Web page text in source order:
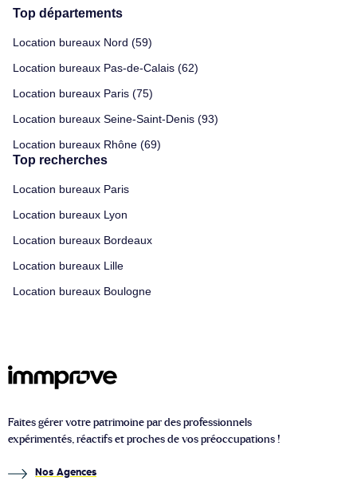
Top départements
Location bureaux Nord (59)
Location bureaux Pas-de-Calais (62)
Location bureaux Paris (75)
Location bureaux Seine-Saint-Denis (93)
Location bureaux Rhône (69)
Top recherches
Location bureaux Paris
Location bureaux Lyon
Location bureaux Bordeaux
Location bureaux Lille
Location bureaux Boulogne
Faites gérer votre patrimoine par des professionnels
expérimentés, réactifs et proches de vos préoccupations !
Nos Agences